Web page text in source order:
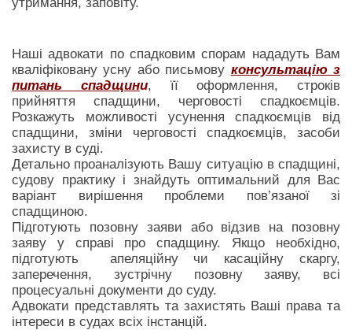
Наші адвокати по спадковим спорам нададуть Вам
кваліфіковану усну або письмову консультацію з
питань спадщини, її оформлення, строків
прийняття спадщини, черговості спадкоємців.
Розкажуть можливості усунення спадкоємців від
спадщини, зміни черговості спадкоємців, засоби
захисту в суді.
Детально проаналізують Вашу ситуацію в спадщині,
судову практику і знайдуть оптимальний для Вас
варіант вирішення проблеми пов’язаної зі
спадщиною.
Підготують позовну заяви або відзив на позовну
заяву у справі про спадщину. Якщо необхідно,
підготують апеляційну чи касаційну скаргу,
заперечення, зустрічну позовну заяву, всі
процесуальні документи до суду.
Адвокати представлять та захистять Ваші права та
інтереси в судах всіх інстанцій.